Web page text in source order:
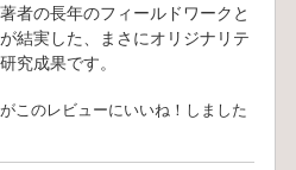
者の長年のフィールドワークと
結実した、まさにオリジナリテ
究成果です。
このレビューにいいね！しました